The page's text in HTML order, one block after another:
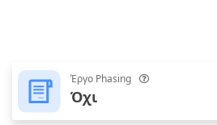
Έργο Phasing
Όχι